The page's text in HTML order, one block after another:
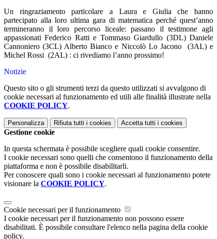
Un ringraziamento particolare a Laura e Giulia che hanno
partecipato alla loro ultima gara di matematica perché quest’anno
termineranno il loro percorso liceale: passano il testimone agli
appassionati Federico Ratti e Tommaso Giardullo (3DL) Daniele
Cannoniero (3CL) Alberto Bianco e Niccolò Lo Jacono (3AL) e
Michel Rossi (2AL) : ci rivediamo l’anno prossimo!
Notizie
Questo sito o gli strumenti terzi da questo utilizzati si avvalgono di
cookie necessari al funzionamento ed utili alle finalità illustrate nella
COOKIE POLICY.
Personalizza Rifiuta tutti i cookies Accetta tutti i cookies
Gestione cookie
In questa schermata è possibile scegliere quali cookie consentire.
I cookie necessari sono quelli che consentono il funzionamento della
piattaforma e non è possibile disabilitarli.
Per conoscere quali sono i cookie necessari al funzionamento potete
visionare la COOKIE POLICY.
Cookie necessari per il funzionamento
I cookie necessari per il funzionamento non possono essere
disabilitati. È possibile consultare l'elenco nella pagina della cookie
policy.